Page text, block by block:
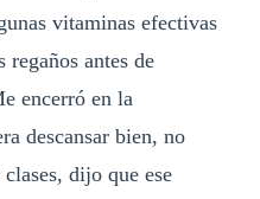
vitaminas efectivas
regaños antes de
encerró en la
descansar bien, no
dijo que ese